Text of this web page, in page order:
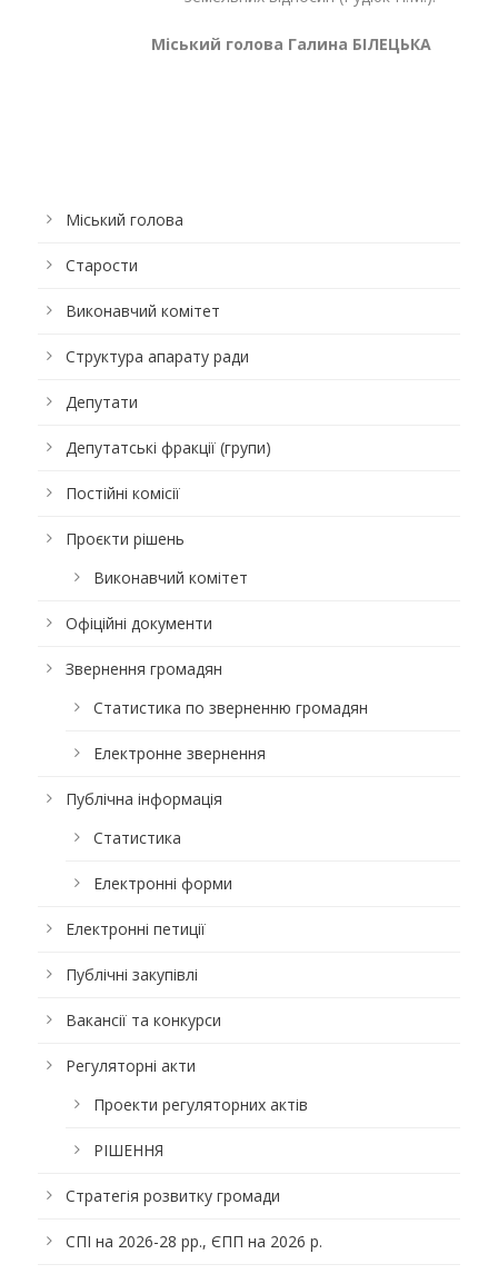
Міський голова Галина БІЛЕЦЬКА
Міський голова
Старости
Виконавчий комітет
Структура апарату ради
Депутати
Депутатські фракції (групи)
Постійні комісії
Проєкти рішень
Виконавчий комітет
Офіційні документи
Звернення громадян
Статистика по зверненню громадян
Електронне звернення
Публічна інформація
Статистика
Електронні форми
Електронні петиції
Публічні закупівлі
Вакансії та конкурси
Регуляторні акти
Проекти регуляторних актів
РІШЕННЯ
Стратегія розвитку громади
СПІ на 2026-28 рр., ЄПП на 2026 р.